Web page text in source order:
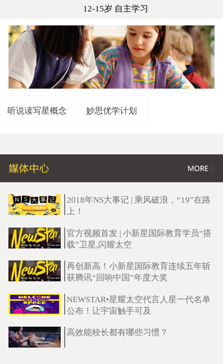
12-15岁 自主学习
听说读写星概念 妙思优学计划
2018年NS大事记 | 乘风破浪，“19”在路
上！
官方视频首发 | 小新星国际教育学员“搭
载”卫星,闪耀太空
再创新高！小新星国际教育连续五年斩
获腾讯“回响中国”年度大奖
NEWSTAR•星耀太空代言人星一代名单
公布！让宇宙触手可及
高效能校长都有哪些习惯？